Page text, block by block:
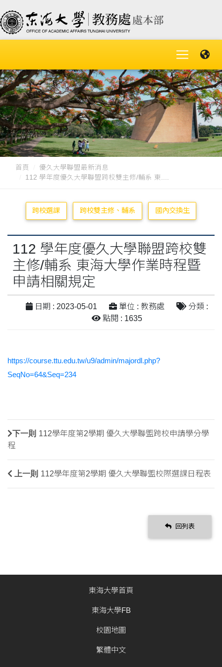
首頁
優久大學聯盟最新消息
112 學年度優久大學聯盟跨校雙主修/輔系 東....
跨校選課 跨校雙主修、輔系 國內交換生
112 學年度優久大學聯盟跨校雙
主修/輔系 東海大學作業時程暨
申請相關規定
日期 : 2023-05-01 單位 : 教務處
分類 :
點閱 : 1635
https://course.ttu.edu.tw/u9/admin/majordl.php?
SeqNo=64&Seq=234
下一則 112學年度第2學期 優久大學聯盟跨校申請學分學
程
上一則 112學年度第2學期 優久大學聯盟校際選課日程表
回列表
東海大學首頁
東海大學FB
校園地圖
繁體中文